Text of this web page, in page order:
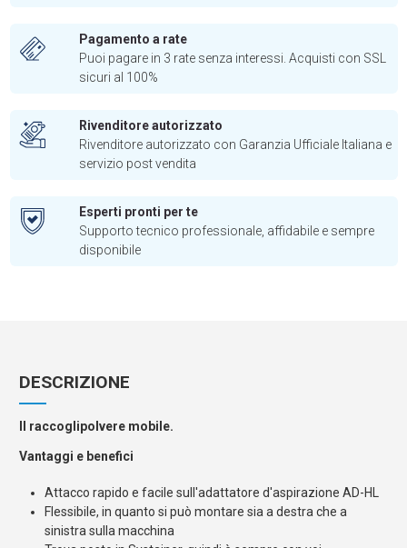
Pagamento a rate
Puoi pagare in 3 rate senza interessi. Acquisti con SSL
sicuri al 100%
Rivenditore autorizzato
Rivenditore autorizzato con Garanzia Ufficiale Italiana e
servizio post vendita
Esperti pronti per te
Supporto tecnico professionale, affidabile e sempre
disponibile
DESCRIZIONE
Il raccoglipolvere mobile.
Vantaggi e benefici
Attacco rapido e facile sull'adattatore d'aspirazione AD-HL
Flessibile, in quanto si può montare sia a destra che a
sinistra sulla macchina